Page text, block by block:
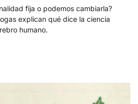
fija o podemos cambiarla?
explican qué dice la ciencia
humano.